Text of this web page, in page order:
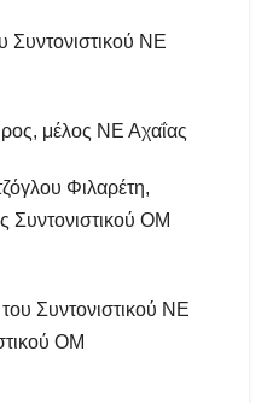
Συντονιστικού ΝΕ
μέλος ΝΕ Αχαΐας
Φιλαρέτη,
Συντονιστικού ΟΜ
Συντονιστικού ΝΕ
ΟΜ